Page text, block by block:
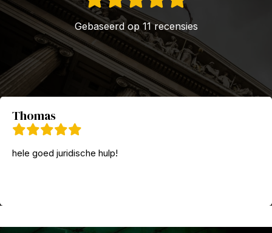
Gebaseerd op 11 recensies
Thomas
hele goed juridische hulp!